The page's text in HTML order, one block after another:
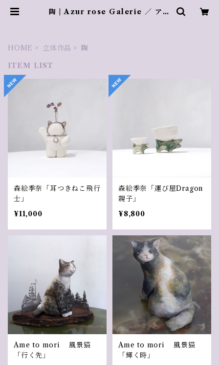
陶 | Azur rose Galerie ／ アズ
HOME 立体作品
陶
ITEM LIST
森絵季奈「耳つきねこ飛行
士」
¥11,000
森絵季奈「運び屋Dragon
親子」
¥8,800
Ame to mori 風景猫
「行く先」
Ame to mori 風景猫
「輝く時」